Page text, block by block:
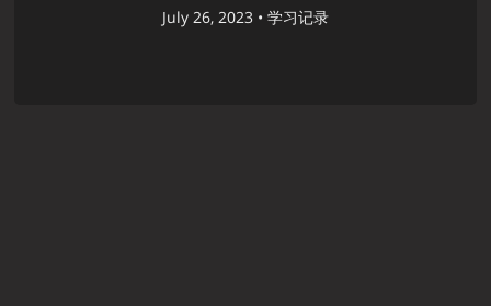
July 26, 2023 • 学习记录